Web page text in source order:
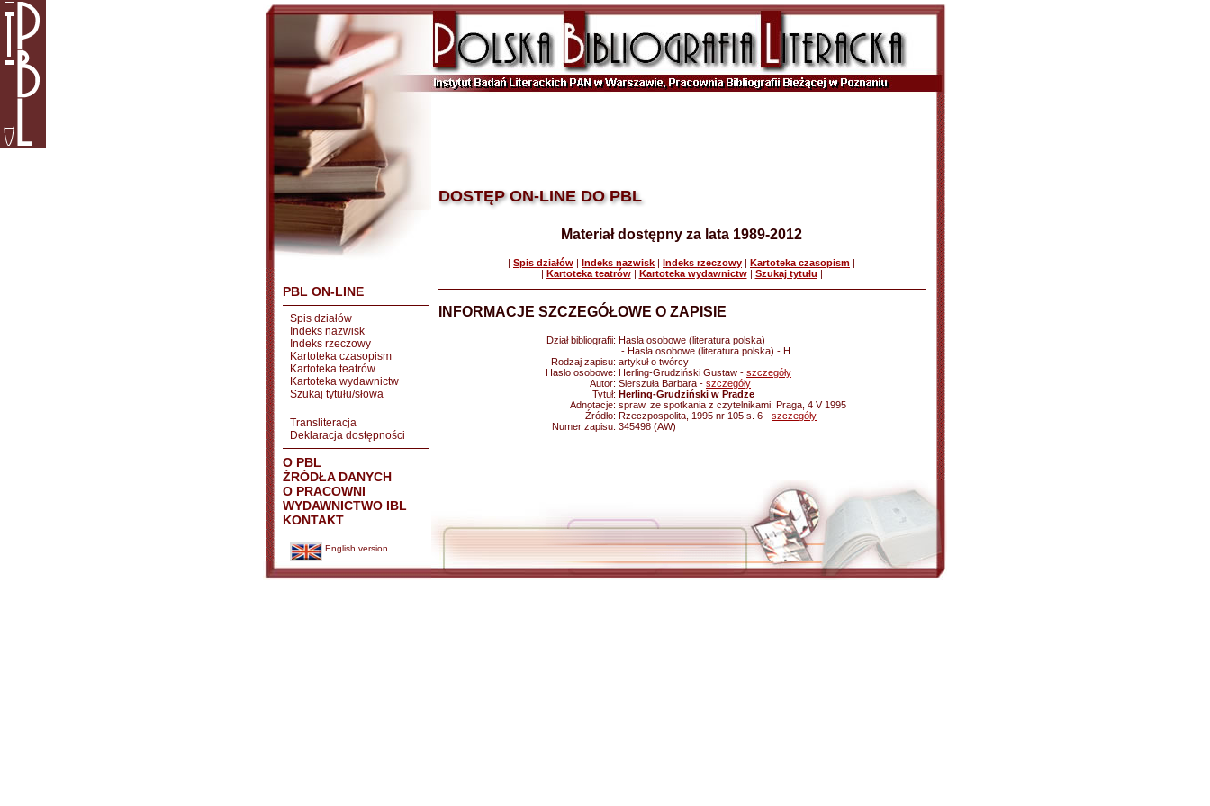
PBL ON-LINE
Spis działów
Indeks nazwisk
Indeks rzeczowy
Kartoteka czasopism
Kartoteka teatrów
Kartoteka wydawnictw
Szukaj tytułu/słowa
Transliteracja
Deklaracja dostępności
O PBL
ŹRÓDŁA DANYCH
O PRACOWNI
WYDAWNICTWO IBL
KONTAKT
English version
DOSTĘP ON-LINE DO PBL
Materiał dostępny za lata 1989-2012
| Spis działów | Indeks nazwisk | Indeks rzeczowy | Kartoteka czasopism |
| Kartoteka teatrów| Kartoteka wydawnictw| Szukaj tytułu |
INFORMACJE SZCZEGÓŁOWE O ZAPISIE
Dział bibliografii: Hasła osobowe (literatura polska)
- Hasła osobowe (literatura polska) - H
Rodzaj zapisu: artykuł o twórcy
Hasło osobowe: Herling-Grudziński Gustaw - szczegóły
Autor: Sierszuła Barbara - szczegóły
Tytuł: Herling-Grudziński w Pradze
Adnotacje: spraw. ze spotkania z czytelnikami; Praga, 4 V 1995
Źródło: Rzeczpospolita, 1995 nr 105 s. 6 - szczegóły
Numer zapisu: 345498 (AW)